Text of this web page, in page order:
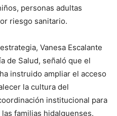
personas adultas
riesgo sanitario.
Vanesa Escalante
de Salud, señaló que el
instruido ampliar el acceso
la cultura del
institucional para
familias hidalguenses.